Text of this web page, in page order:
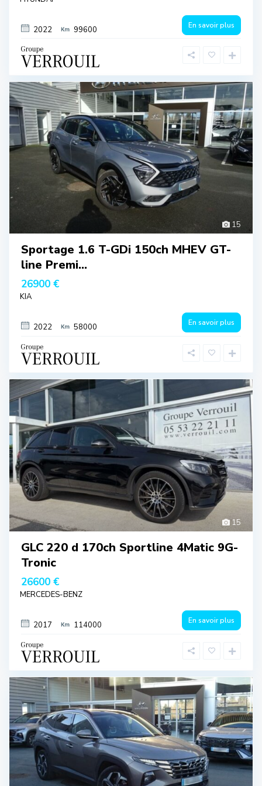
2022 99600 En savoir plus
15
Sportage 1.6 T-GDi 150ch MHEV GT-
line Premi...
26900 €
KIA
2022 58000 En savoir plus
15
GLC 220 d 170ch Sportline 4Matic 9G-
Tronic
26600 €
MERCEDES-BENZ
2017 114000 En savoir plus